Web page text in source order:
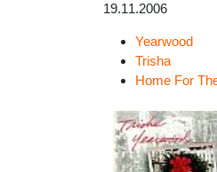
19.11.2006
Yearwood
Trisha
Home For